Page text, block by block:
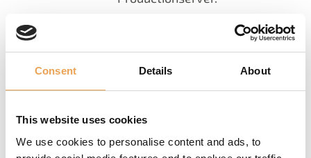
Consent Details About
This website uses cookies
We use cookies to personalise content and ads, to
Ricalibrazione rapida della
stampante
Nuova tecnologia Base
dispositivi
Riduzione degli scarti e delle
ristampe